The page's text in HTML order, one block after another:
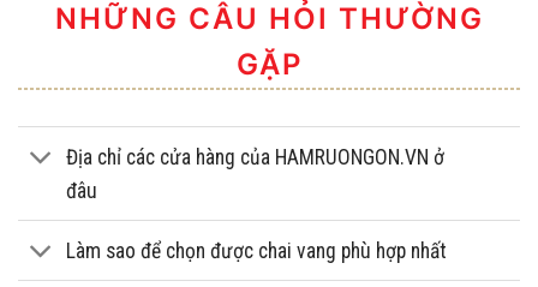
NHỮNG CÂU HỎI THƯỜNG
GẶP
Địa chỉ các cửa hàng của HAMRUONGON.VN ở
đâu
Làm sao để chọn được chai vang phù hợp nhất